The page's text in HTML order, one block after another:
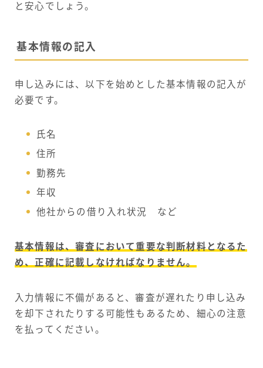
と安心でしょう。
基本情報の記入
申し込みには、以下を始めとした基本情報の記入が
必要です。
氏名
住所
勤務先
年収
他社からの借り入れ状況 など
基本情報は、審査において重要な判断材料となるた
め、正確に記載しなければなりません。
入力情報に不備があると、審査が遅れたり申し込み
を却下されたりする可能性もあるため、細心の注意
を払ってください。